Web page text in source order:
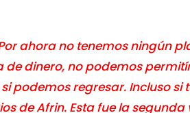
ahora no tenemos ningún
dinero, no podemos
podemos regresar. Incluso si
de Afrin. Esta fue la